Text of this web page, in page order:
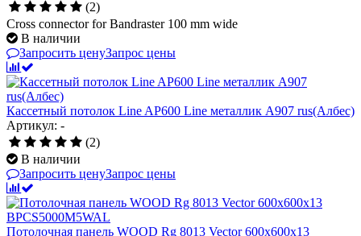
(2)
Cross connector for Bandraster 100 mm wide
В наличии
Запросить ценуЗапрос цены
Кассетный потолок Line AP600 Line металлик А907 rus(Албес)
Артикул: -
(2)
В наличии
Запросить ценуЗапрос цены
Потолочная панель WOOD Rg 8013 Vector 600x600x13